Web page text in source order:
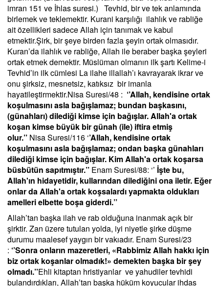
imran 151 ve İhlas suresi.) Tevhid, bir ve tek anlamında
birlemek ve teklemektir. Kurani karşılığı ilahlık ve rabliğe
ait özellikleri sadece Allah için tanımak ve kabul
etmektir.Şirk, bir şeye birden fazla şeyin ortak olmasıdır.
Kuran’da ilahlık ve rabliğe, Allah ile beraber başka şeyleri
ortak etmek demektir. Müslüman olmanın ilk şartı Kelime-i
Tevhid’in ilk cümlesi La ilahe illallah’ı kavrayarak ikrar ve
onu şirksiz, mesnetsiz, katıksız bir imanla
hayatileştirmektir.Nisa Suresi/48 : ‘’Allah, kendisine ortak
koşulmasını asla bağışlamaz; bundan başkasını,
(günahları) dilediği kimse için bağışlar. Allah'a ortak
koşan kimse büyük bir günah (ile) iftira etmiş
olur.’’ Nisa Suresi/116 ‘’Allah, kendisine ortak
koşulmasını asla bağışlamaz; ondan başka günahları
dilediği kimse için bağışlar. Kim Allah'a ortak koşarsa
büsbütün sapıtmıştır.’’ Enam Suresi/88: ‘’ İşte bu,
Allah'ın hidayetidir, kullarından dilediğini ona iletir. Eğer
onlar da Allah'a ortak koşsalardı yapmakta oldukları
amelleri elbette boşa giderdi.’’
Allah’tan başka ilah ve rab olduğuna inanmak açık bir
şirktir. Zan üzere tutulan yolda, iyi niyetle şirke düşme
durumu maalesef yaygın bir vakıadır. Enam Suresi/23
: ‘’Sonra onların mazeretleri, «Rabbimiz Allah hakkı için
biz ortak koşanlar olmadık!» demekten başka bir şey
olmadı.’’Ehli kitaptan hristiyanlar ve yahudiler tevhidi
bulandırdıkları, Allah’tan başka hüküm koyucular ihdas